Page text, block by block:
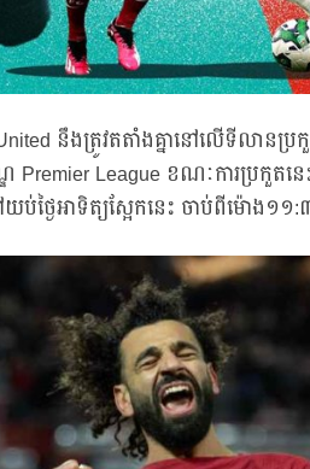
នឹងត្រូវតតាំងគ្នានៅលើទីលានប្រ
Premier League ខណៈការប្រកួតន
ថ្ងៃអាទិត្យស្អែកនេះ ចាប់ពីម៉ោង១